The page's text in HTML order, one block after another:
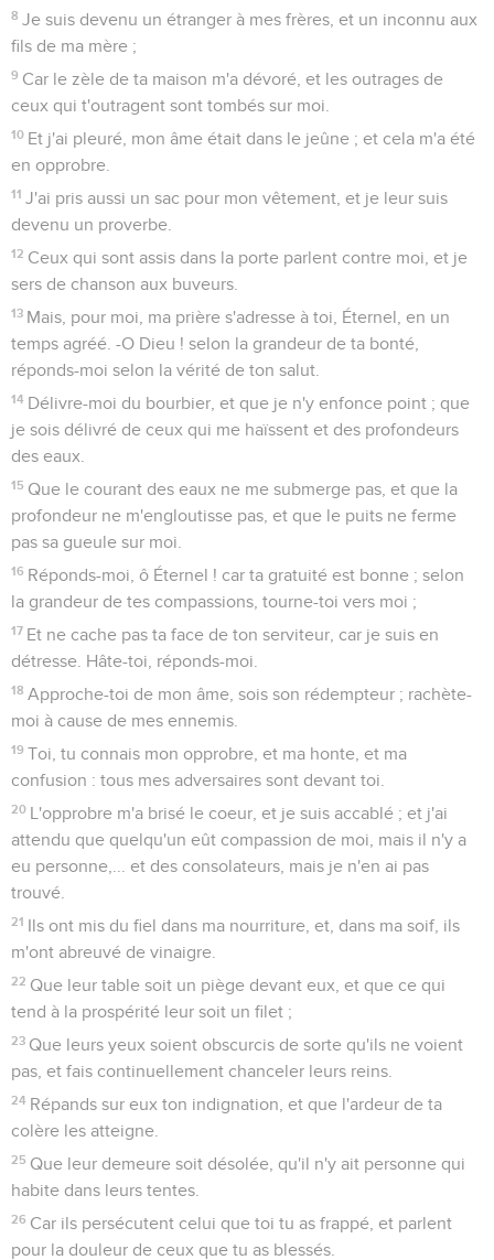
8 Je suis devenu un étranger à mes frères, et un inconnu aux
fils de ma mère ;
9 Car le zèle de ta maison m'a dévoré, et les outrages de
ceux qui t'outragent sont tombés sur moi.
10 Et j'ai pleuré, mon âme était dans le jeûne ; et cela m'a été
en opprobre.
11 J'ai pris aussi un sac pour mon vêtement, et je leur suis
devenu un proverbe.
12 Ceux qui sont assis dans la porte parlent contre moi, et je
sers de chanson aux buveurs.
13 Mais, pour moi, ma prière s'adresse à toi, Éternel, en un
temps agréé. -O Dieu ! selon la grandeur de ta bonté,
réponds-moi selon la vérité de ton salut.
14 Délivre-moi du bourbier, et que je n'y enfonce point ; que
je sois délivré de ceux qui me haïssent et des profondeurs
des eaux.
15 Que le courant des eaux ne me submerge pas, et que la
profondeur ne m'engloutisse pas, et que le puits ne ferme
pas sa gueule sur moi.
16 Réponds-moi, ô Éternel ! car ta gratuité est bonne ; selon
la grandeur de tes compassions, tourne-toi vers moi ;
17 Et ne cache pas ta face de ton serviteur, car je suis en
détresse. Hâte-toi, réponds-moi.
18 Approche-toi de mon âme, sois son rédempteur ; rachète-
moi à cause de mes ennemis.
19 Toi, tu connais mon opprobre, et ma honte, et ma
confusion : tous mes adversaires sont devant toi.
20 L'opprobre m'a brisé le coeur, et je suis accablé ; et j'ai
attendu que quelqu'un eût compassion de moi, mais il n'y a
eu personne,... et des consolateurs, mais je n'en ai pas
trouvé.
21 Ils ont mis du fiel dans ma nourriture, et, dans ma soif, ils
m'ont abreuvé de vinaigre.
22 Que leur table soit un piège devant eux, et que ce qui
tend à la prospérité leur soit un filet ;
23 Que leurs yeux soient obscurcis de sorte qu'ils ne voient
pas, et fais continuellement chanceler leurs reins.
24 Répands sur eux ton indignation, et que l'ardeur de ta
colère les atteigne.
25 Que leur demeure soit désolée, qu'il n'y ait personne qui
habite dans leurs tentes.
26 Car ils persécutent celui que toi tu as frappé, et parlent
pour la douleur de ceux que tu as blessés.